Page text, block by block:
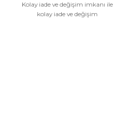
Kolay iade ve değişim imkanı ile
kolay iade ve değişim